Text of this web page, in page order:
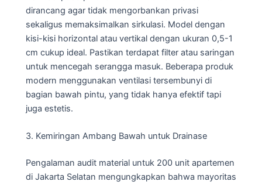
dirancang agar tidak mengorbankan privasi
sekaligus memaksimalkan sirkulasi. Model dengan
kisi-kisi horizontal atau vertikal dengan ukuran 0,5-1
cm cukup ideal. Pastikan terdapat filter atau saringan
untuk mencegah serangga masuk. Beberapa produk
modern menggunakan ventilasi tersembunyi di
bagian bawah pintu, yang tidak hanya efektif tapi
juga estetis.
3. Kemiringan Ambang Bawah untuk Drainase
Pengalaman audit material untuk 200 unit apartemen
di Jakarta Selatan mengungkapkan bahwa mayoritas